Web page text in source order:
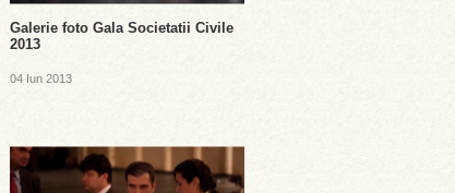
Galerie foto Gala Societatii Civile
2013
04 Iun 2013